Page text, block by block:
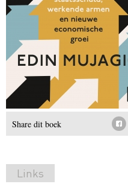
Share dit boek
Links